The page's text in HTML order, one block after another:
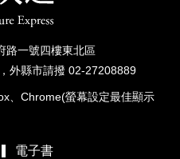
路一號四樓東北區
外縣市請撥 02-27208889
、Chrome(螢幕設定最佳顯示
電子書